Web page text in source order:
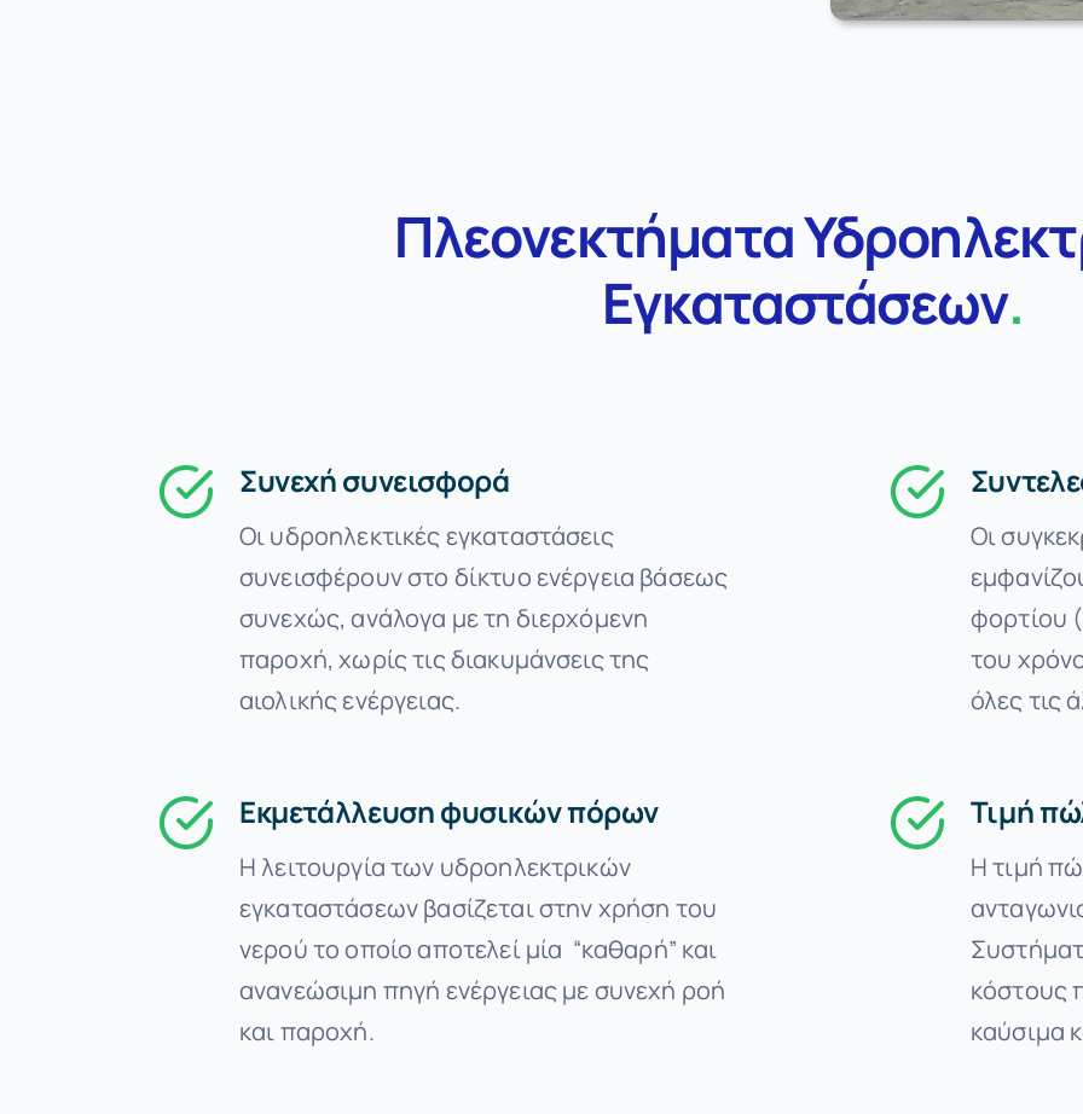
Πλεονεκτήματα
Εγκαταστάσεων.
Συνεχή συνεισφορά
Οι υδροηλεκτικές εγκαταστάσεις
συνεισφέρουν στο δίκτυο ενέργεια βάσεως
συνεχώς, ανάλογα με τη διερχόμενη
παροχή, χωρίς τις διακυμάνσεις της
αιολικής ενέργειας.
Εκμετάλλευση φυσικών πόρων
Η λειτουργία των υδροηλεκτρικών
εγκαταστάσεων βασίζεται στην χρήση του
νερού το οποίο αποτελεί μία “καθαρή” και
ανανεώσιμη πηγή ενέργειας με συνεχή ροή
και παροχή.
Οι
φορτίου
του
όλες τις
Τιμή
Η τιμή
κόστους
καύσιμα